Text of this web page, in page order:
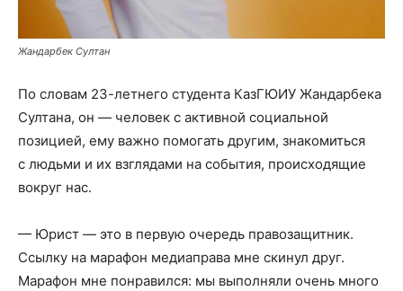
Жандарбек Султан
По словам 23-летнего студента КазГЮИУ Жандарбека
Султана, он — человек с активной социальной
позицией, ему важно помогать другим, знакомиться
с людьми и их взглядами на события, происходящие
вокруг нас.
— Юрист — это в первую очередь правозащитник.
Ссылку на марафон медиаправа мне скинул друг.
Марафон мне понравился: мы выполняли очень много